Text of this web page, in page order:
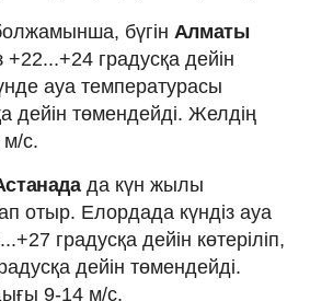
бүгін Алматы
+22...+24 градусқа дейін
ауа температурасы
дейін төмендейді. Желдің
с.
да күн жылы
отыр. Елордада күндіз ауа
градусқа дейін көтеріліп,
дейін төмендейді.
9-14 м/с.